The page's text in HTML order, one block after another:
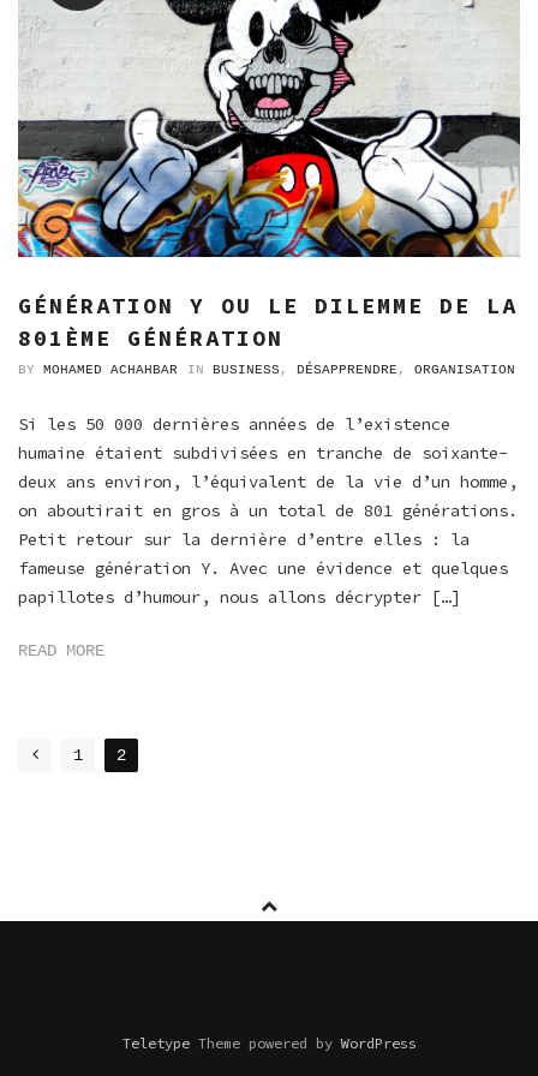
GÉNÉRATION Y OU LE DILEMME DE LA
801ÈME GÉNÉRATION
BY MOHAMED ACHAHBAR IN BUSINESS , DÉSAPPRENDRE , ORGANISATION
Si les 50 000 dernières années de l’existence
humaine étaient subdivisées en tranche de soixante-
deux ans environ, l’équivalent de la vie d’un homme,
on aboutirait en gros à un total de 801 générations.
Petit retour sur la dernière d’entre elles : la
fameuse génération Y. Avec une évidence et quelques
papillotes d’humour, nous allons décrypter […]
READ MORE
POSTS
NAVIGATION
1 2
TeletypeTheme powered byWordPress